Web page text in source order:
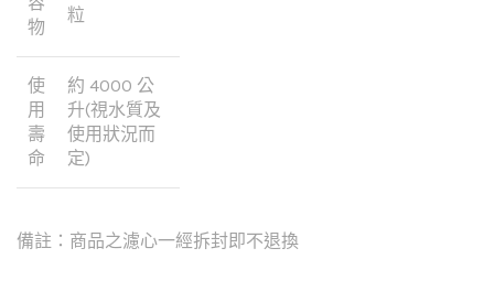
物
粒
使
用
壽
命
約 4000 公
升(視水質及
使用狀況而
定)
備註：商品之濾心一經拆封即不退換